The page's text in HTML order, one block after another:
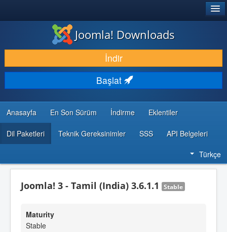
İNDIR & GENIŞLET
KEŞFET & ÖĞREN
TOPLULUK & DESTEK
GELIŞTIRICI KAYNAKLARI
Joomla! Downloads
İndir
Başlat
Anasayfa En Son Sürüm İndirme Eklentiler
Dil Paketleri Teknik Gereksinimler SSS API Belgeleri
Türkçe
Joomla! 3 - Tamil (India) 3.6.1.1 Stable
Maturity
Stable